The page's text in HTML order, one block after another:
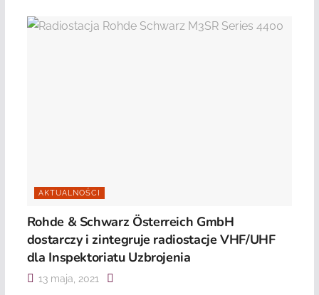
AKTUALNOŚCI
Rohde & Schwarz Österreich GmbH
dostarczy i zintegruje radiostacje VHF/UHF
dla Inspektoriatu Uzbrojenia
13 maja, 2021